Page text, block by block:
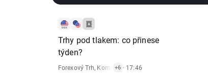
Trhy pod tlakem: co přinese
týden?
Forexový Trh, Komoditní Trh,Vývoj Indexů
+6 · 17:46